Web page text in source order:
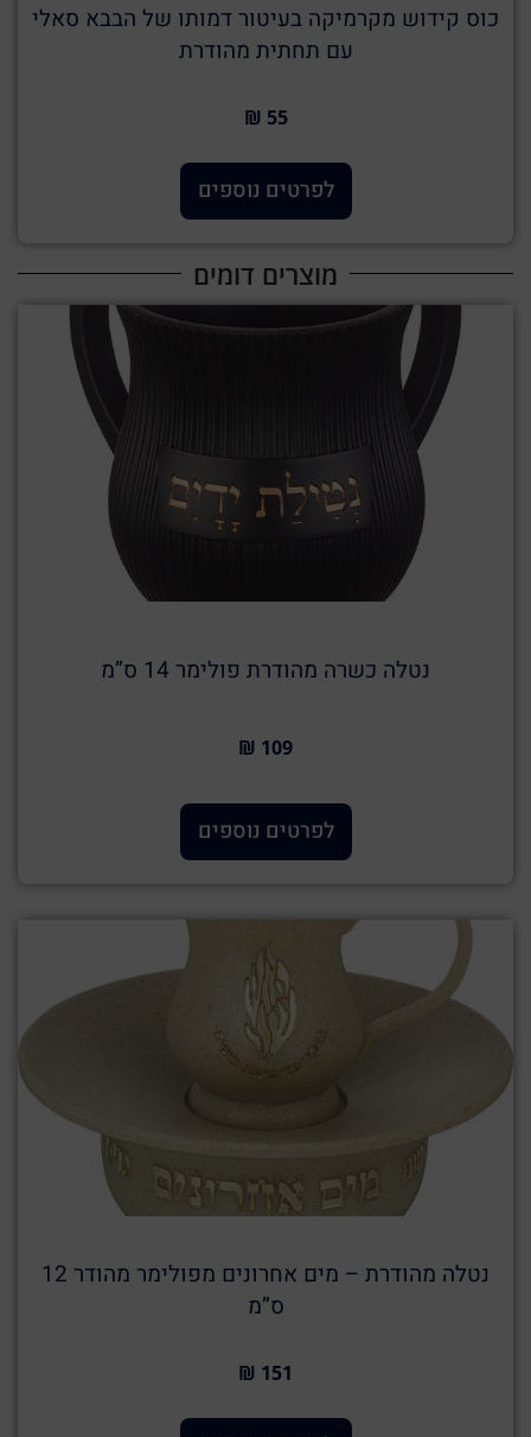
כוס קידוש מקרמיקה בעיטור דמותו של הבבא סאלי
עם תחתית מהודרת
55 ₪
לפרטים נוספים
מוצרים דומים
נטלה כשרה מהודרת פולימר 14 ס”מ
109 ₪
לפרטים נוספים
נטלה מהודרת – מים אחרונים מפולימר מהודר 12
ס”מ
151 ₪